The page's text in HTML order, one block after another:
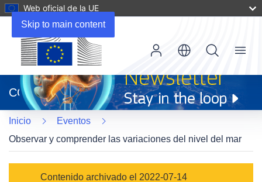
Skip to main content
Web oficial de la UE
abrirá
en
una
nueva
ventana)
CORDIS
Menu
Inicio
Eventos
Observar y comprender las variaciones del nivel del mar
Contenido archivado el 2022-07-14